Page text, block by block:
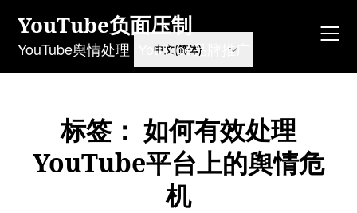
content
YouTube负面压制
YouTube舆情处理_YouTube品牌推广
标签： 如何有效处理
YouTube平台上的舆情危
机